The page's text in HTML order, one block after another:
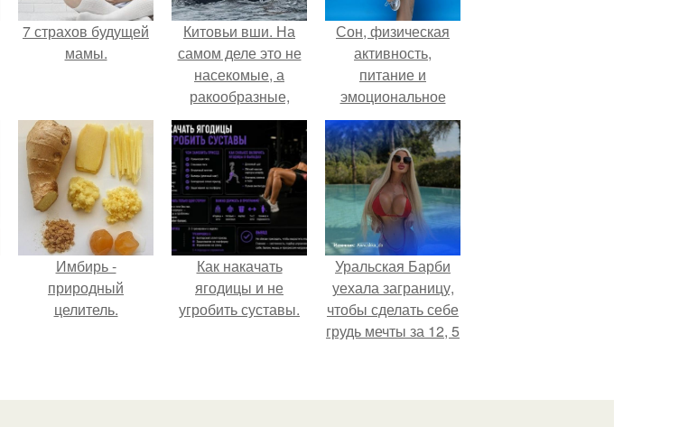
7 страхов будущей
мамы.
Китовьи вши. На
самом деле это не
насекомые, а
ракообразные,
относящиеся к
бокоплавам.
Сон, физическая
активность,
питание и
эмоциональное
состояние!
Имбирь -
природный
целитель.
Как накачать
ягодицы и не
угробить суставы.
Уральская Барби
уехала заграницу,
чтобы сделать себе
грудь мечты за 12, 5